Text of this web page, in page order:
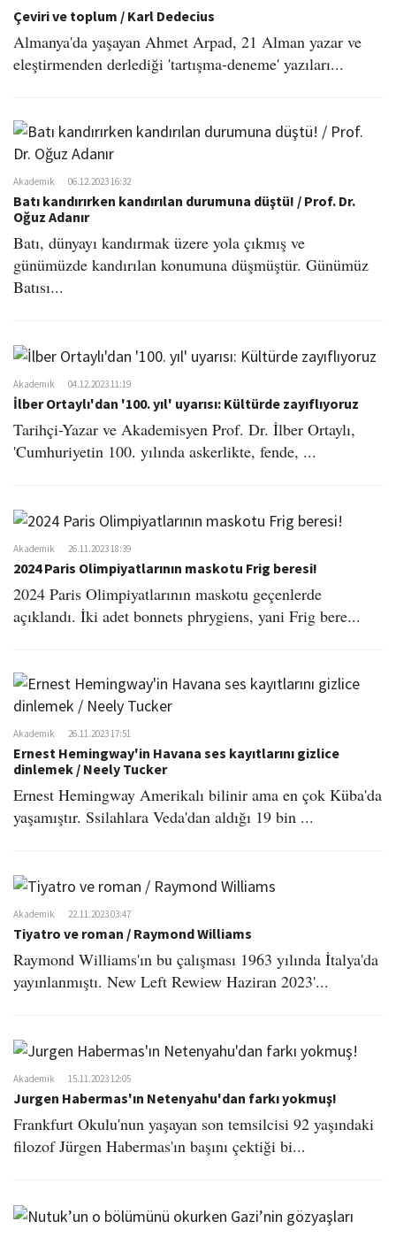
Çeviri ve toplum / Karl Dedecius
Almanya'da yaşayan Ahmet Arpad, 21 Alman yazar ve
eleştirmenden derlediği 'tartışma-deneme' yazıları...
Akademik 06.12.2023 16:32
Batı kandırırken kandırılan durumuna düştü! / Prof. Dr.
Oğuz Adanır
Batı, dünyayı kandırmak üzere yola çıkmış ve
günümüzde kandırılan konumuna düşmüştür. Günümüz
Batısı...
Akademik 04.12.2023 11:19
İlber Ortaylı'dan '100. yıl' uyarısı: Kültürde zayıflıyoruz
Tarihçi-Yazar ve Akademisyen Prof. Dr. İlber Ortaylı,
'Cumhuriyetin 100. yılında askerlikte, fende, ...
Akademik 26.11.2023 18:39
2024 Paris Olimpiyatlarının maskotu Frig beresi!
2024 Paris Olimpiyatlarının maskotu geçenlerde
açıklandı. İki adet bonnets phrygiens, yani Frig bere...
Akademik 26.11.2023 17:51
Ernest Hemingway'in Havana ses kayıtlarını gizlice
dinlemek / Neely Tucker
Ernest Hemingway Amerikalı bilinir ama en çok Küba'da
yaşamıştır. Ssilahlara Veda'dan aldığı 19 bin ...
Akademik 22.11.2023 03:47
Tiyatro ve roman / Raymond Williams
Raymond Williams'ın bu çalışması 1963 yılında İtalya'da
yayınlanmıştı. New Left Rewiew Haziran 2023'...
Akademik 15.11.2023 12:05
Jurgen Habermas'ın Netenyahu'dan farkı yokmuş!
Frankfurt Okulu'nun yaşayan son temsilcisi 92 yaşındaki
filozof Jürgen Habermas'ın başını çektiği bi...